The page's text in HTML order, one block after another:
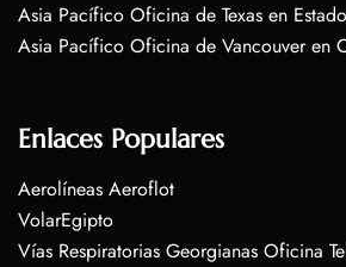
Asia Pacífico Oficina de Texas en
Asia Pacífico Oficina de Vancouver en
Enlaces Populares
Aerolíneas Aeroflot
VolarEgipto
Vías Respiratorias Georgianas Oficina